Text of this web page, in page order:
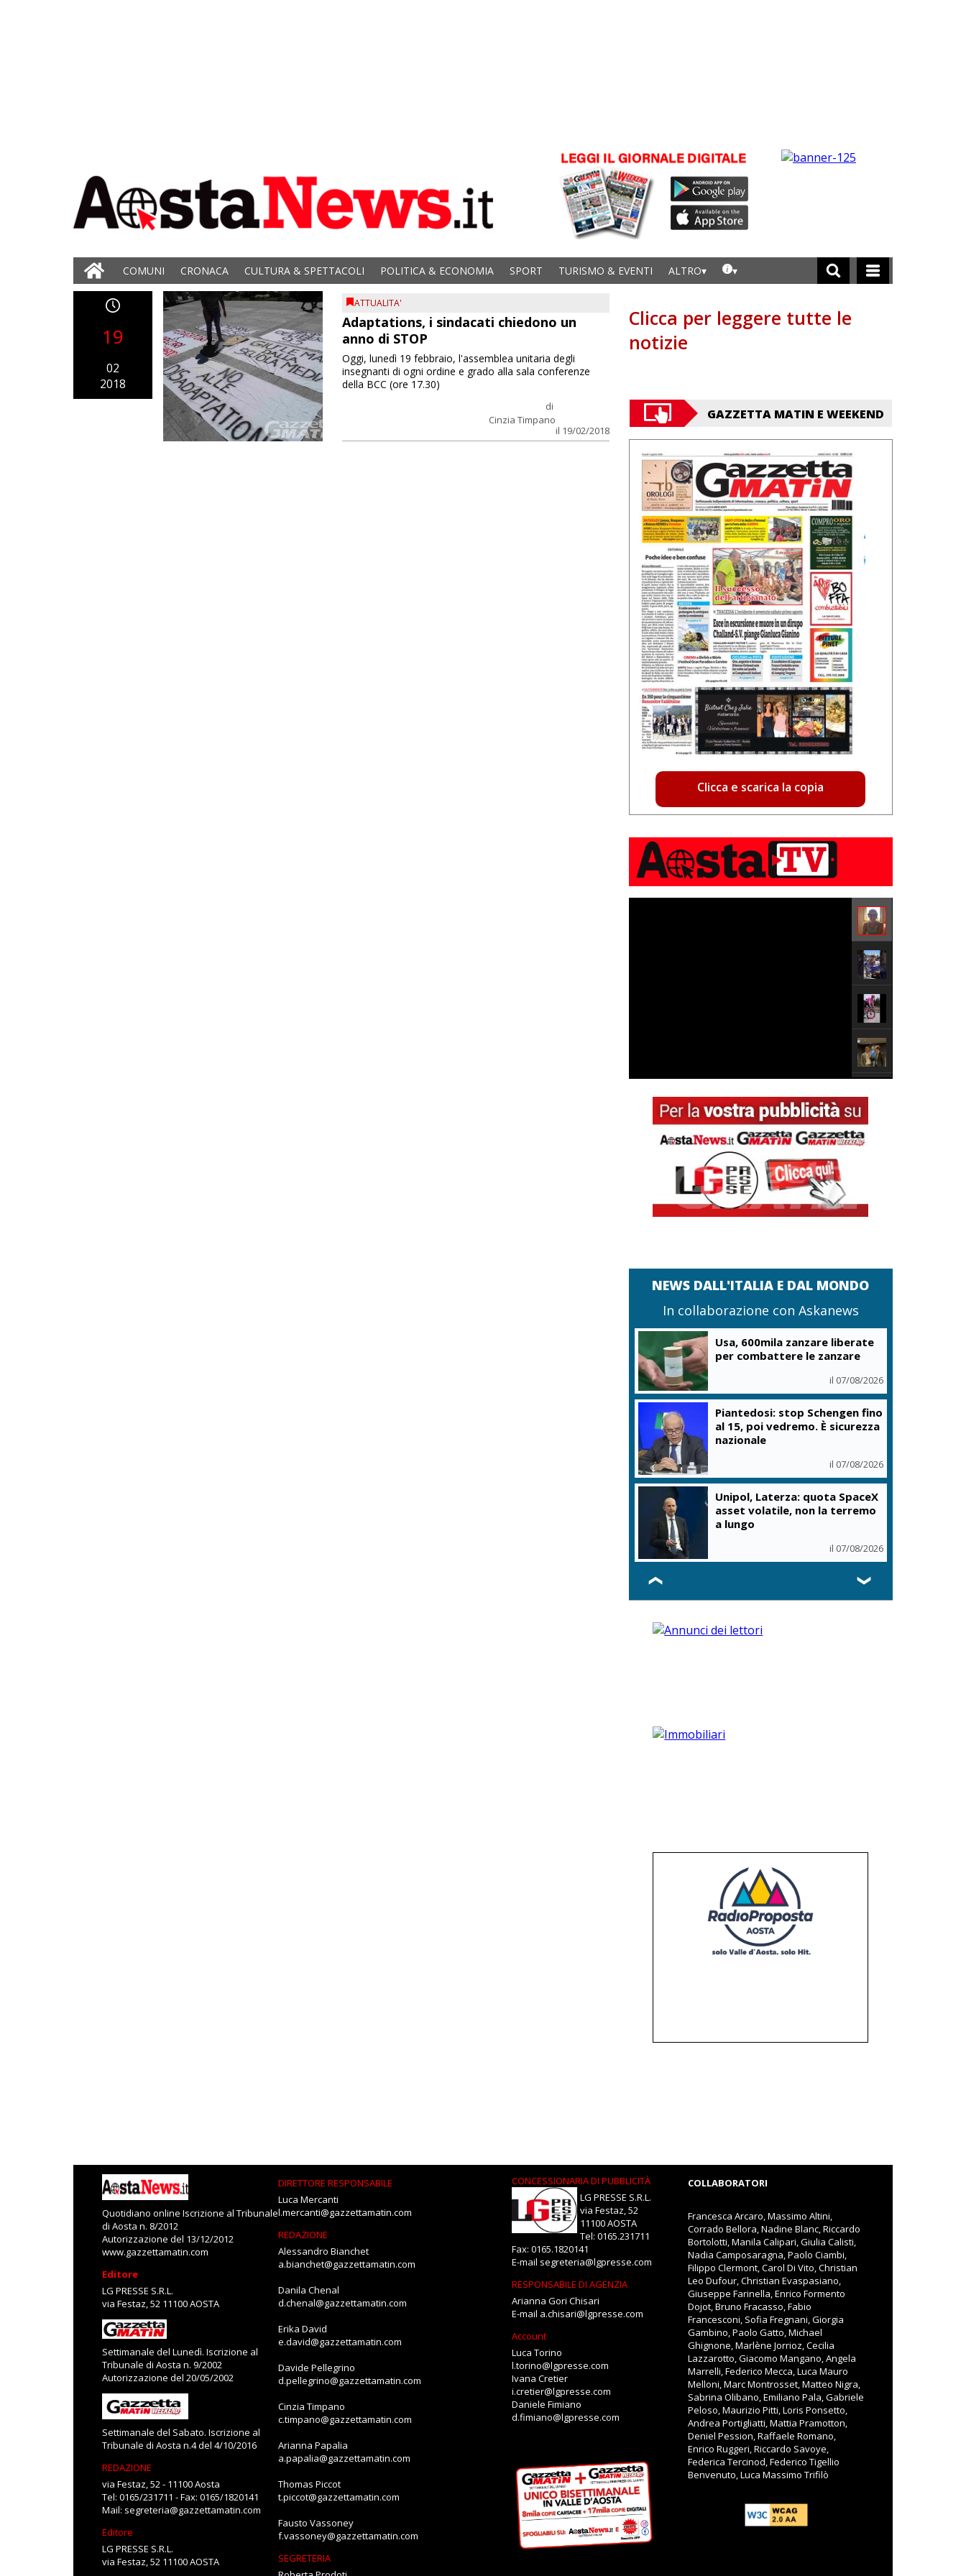
COMUNI CRONACA CULTURA & SPETTACOLI POLITICA & ECONOMIA SPORT TURISMO & EVENTI ALTRO
19
02
2018
ATTUALITA'
Adaptations, i sindacati chiedono un
anno di STOP
di
Cinzia Timpano
il 19/02/2018
Oggi, lunedì 19 febbraio, l'assemblea unitaria degli
insegnanti di ogni ordine e grado alla sala conferenze
della BCC (ore 17.30)
Clicca per leggere tutte le
notizie
GAZZETTA MATIN E WEEKEND
Clicca e scarica la copia
NEWS DALL'ITALIA E DAL MONDO
In collaborazione con Askanews
Usa, 600mila zanzare liberate
per combattere le zanzare
il 07/08/2026
Piantedosi: stop Schengen fino
al 15, poi vedremo. È sicurezza
nazionale
il 07/08/2026
Unipol, Laterza: quota SpaceX
asset volatile, non la terremo
a lungo
il 07/08/2026
❮ ❯
Quotidiano online Iscrizione al Tribunale
di Aosta n. 8/2012
Autorizzazione del 13/12/2012
www.gazzettamatin.com
Editore
LG PRESSE S.R.L.
via Festaz, 52 11100 AOSTA
Settimanale del Lunedì. Iscrizione al
Tribunale di Aosta n. 9/2002
Autorizzazione del 20/05/2002
Settimanale del Sabato. Iscrizione al
Tribunale di Aosta n.4 del 4/10/2016
REDAZIONE
via Festaz, 52 - 11100 Aosta
Tel: 0165/231711 - Fax: 0165/1820141
Mail: segreteria@gazzettamatin.com
Editore
LG PRESSE S.R.L.
via Festaz, 52 11100 AOSTA
DIRETTORE RESPONSABILE
Luca Mercanti
l.mercanti@gazzettamatin.com
REDAZIONE
Alessandro Bianchet
a.bianchet@gazzettamatin.com
Danila Chenal
d.chenal@gazzettamatin.com
Erika David
e.david@gazzettamatin.com
Davide Pellegrino
d.pellegrino@gazzettamatin.com
Cinzia Timpano
c.timpano@gazzettamatin.com
Arianna Papalia
a.papalia@gazzettamatin.com
Thomas Piccot
t.piccot@gazzettamatin.com
Fausto Vassoney
f.vassoney@gazzettamatin.com
SEGRETERIA
CONCESSIONARIA DI PUBBLICITÀ
LG PRESSE S.R.L.
via Festaz, 52
11100 AOSTA
Tel: 0165.231711
Fax: 0165.1820141
E-mail segreteria@lgpresse.com
RESPONSABILE DI AGENZIA
Arianna Gori Chisari
E-mail a.chisari@lgpresse.com
Account
Luca Torino
l.torino@lgpresse.com
Ivana Cretier
i.cretier@lgpresse.com
Daniele Fimiano
d.fimiano@lgpresse.com
COLLABORATORI
Francesca Arcaro, Massimo Altini,
Corrado Bellora, Nadine Blanc, Riccardo
Bortolotti, Manila Calipari, Giulia Calisti,
Nadia Camposaragna, Paolo Ciambi,
Filippo Clermont, Carol Di Vito, Christian
Leo Dufour, Christian Evaspasiano,
Giuseppe Farinella, Enrico Formento
Dojot, Bruno Fracasso, Fabio
Francesconi, Sofia Fregnani, Giorgia
Gambino, Paolo Gatto, Michael
Ghignone, Marlène Jorrioz, Cecilia
Lazzarotto, Giacomo Mangano, Angela
Marrelli, Federico Mecca, Luca Mauro
Melloni, Marc Montrosset, Matteo Nigra,
Sabrina Olibano, Emiliano Pala, Gabriele
Peloso, Maurizio Pitti, Loris Ponsetto,
Andrea Portigliatti, Mattia Pramotton,
Deniel Pession, Raffaele Romano,
Enrico Ruggeri, Riccardo Savoye,
Federica Tercinod, Federico Tigellio
Benvenuto, Luca Massimo Trifilò